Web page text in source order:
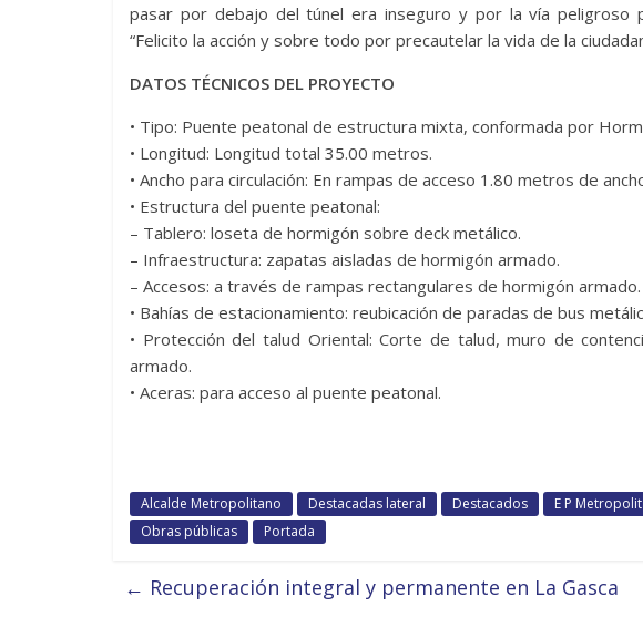
pasar por debajo del túnel era inseguro y por la vía peligroso
“Felicito la acción y sobre todo por precautelar la vida de la
DATOS TÉCNICOS DEL PROYECTO
• Tipo: Puente peatonal de estructura mixta, conformada por
• Longitud: Longitud total 35.00 metros.
• Ancho para circulación: En rampas de acceso 1.80 metros de
• Estructura del puente peatonal:
– Tablero: loseta de hormigón sobre deck metálico.
– Infraestructura: zapatas aisladas de hormigón armado.
– Accesos: a través de rampas rectangulares de hormigón armado.
• Bahías de estacionamiento: reubicación de paradas de bus
• Protección del talud Oriental: Corte de talud, muro de
armado.
• Aceras: para acceso al puente peatonal.
Alcalde Metropolitano Destacadas lateral Destacados
E P
Obras públicas
Portada
← Recuperación integral y permanente en La Gasca